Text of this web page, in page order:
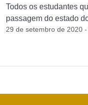
Todos os estudantes
passagem do estado
29 de setembro de 2020